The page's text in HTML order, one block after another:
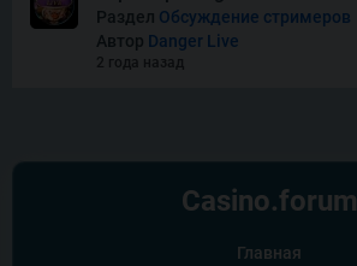
Раздел Обсуждение стримеров
Автор Danger Live
2 года назад
Casino.forum
Главная